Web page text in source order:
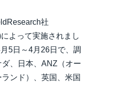
社
よって実施されまし
5日～4月26日で、調
、日本、ANZ（オー
ンド）、英国、米国